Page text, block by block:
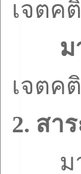
เจตค
ม
เจตค
2. สา
ม